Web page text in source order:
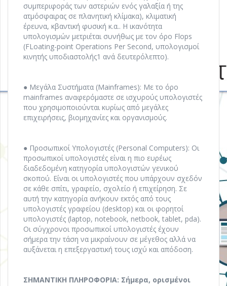
συμπεριφοράς των αστεριών ενός γαλαξία ή της
ατμόσφαιρας σε πλανητική κλίμακα), κλιματική
έρευνα, κβαντική φυσική κ.α.. Η ικανότητα
υπολογισμών μετριέται συνήθως με τον όρο Flops
(FLoating-point Operations Per Second, υπολογισμοί
κινητής υποδιαστολής1 ανά δευτερόλεπτο).
● Μεγάλα Συστήματα (Mainframes): Με το όρο
mainframes αναφερόμαστε σε ισχυρούς υπολογιστές
που χρησιμοποιούνται κυρίως από μεγάλες
επιχειρήσεις, βιομηχανίες και οργανισμούς.
● Προσωπικοί Υπολογιστές (Personal Computers): Οι
προσωπικοί υπολογιστές είναι η πιο ευρέως
διαδεδομένη κατηγορία υπολογιστών γενικού
σκοπού. Είναι οι υπολογιστές που υπάρχουν σχεδόν
σε κάθε σπίτι, γραφείο, σχολείο ή επιχείρηση. Σε
αυτή την κατηγορία ανήκουν εκτός από τους
υπολογιστές γραφείου (desktop) και οι φορητοί
υπολογιστές (laptop, notebook, netbook, tablet, pda).
Οι σύγχρονοι προσωπικοί υπολογιστές έχουν
σήμερα την τάση να μικραίνουν σε μέγεθος αλλά να
αυξάνεται η επεξεργαστική τους ισχύ και απόδοση.
ΣΗΜΑΝΤΙΚΗ ΠΛΗΡΟΦΟΡΙΑ: Σήμερα, ορισμένοι